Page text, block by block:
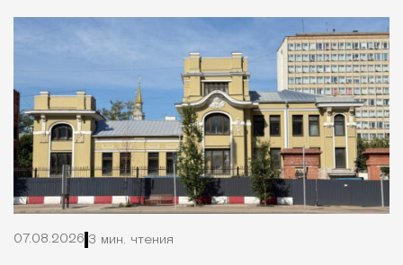
07.08.2026 3 мин. чтения